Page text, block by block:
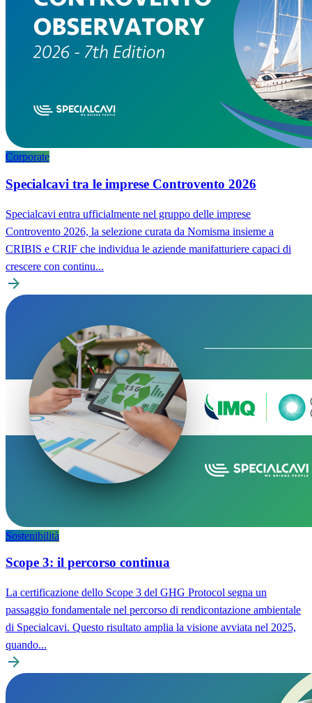
Corporate
Specialcavi tra le imprese Controvento 2026
Specialcavi entra ufficialmente nel gruppo delle imprese
Controvento 2026, la selezione curata da Nomisma insieme a
CRIBIS e CRIF che individua le aziende manifatturiere capaci di
crescere con continu...
arrow_forward
Sostenibilità
Scope 3: il percorso continua
La certificazione dello Scope 3 del GHG Protocol segna un
passaggio fondamentale nel percorso di rendicontazione ambientale
di Specialcavi. Questo risultato amplia la visione avviata nel 2025,
quando...
arrow_forward